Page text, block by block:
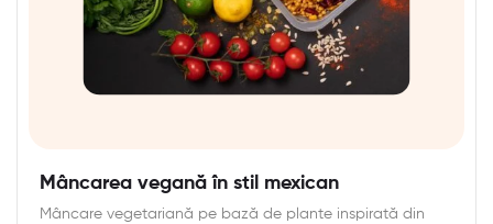
Mâncarea vegană în stil mexican
Mâncare vegetariană pe bază de plante inspirată din